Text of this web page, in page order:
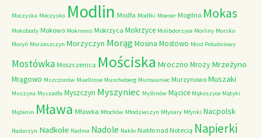
Moczyska Moczysko Modlin Modła Modłki Moeser Mogilno Mokas
Mokobody Mokowo Mokronos Mokrzyca Mokrzyce Molibdorzyce Morliny Morsko
Moryń Morzeszczyn Morzyczyn MorągMosina Mostowo Most Południowy
Mostówka Moszczenica Mościska Mroczno Mrozy Mrzeżyno
Mrągowo Mszczonów Muellrose Muncheberg Murowaniec Murzynowo Muszaki
Muszyna Myszadła Myszczyn Myszyniec Myślinów Mącice Mąkoszyce Mątyki
Mężenin Mława Mławka Młochów Młodzieszyn Młynary Młynki Nacpolsk
Nadarzyn Nadkole Nadma Nadole Nakło Nakło nad Notecią Napierki